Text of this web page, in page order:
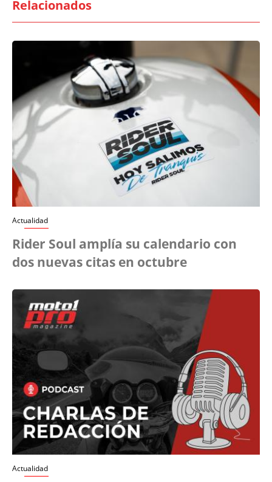
Relacionados
Actualidad
Rider Soul amplía su calendario con
dos nuevas citas en octubre
Actualidad